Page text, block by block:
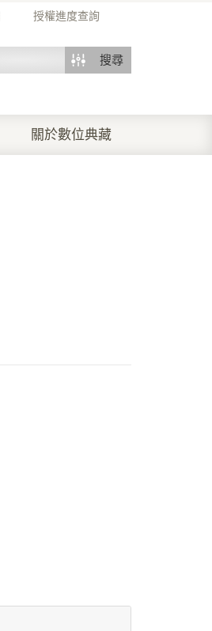
授權進度查詢
搜尋
關於數位典藏